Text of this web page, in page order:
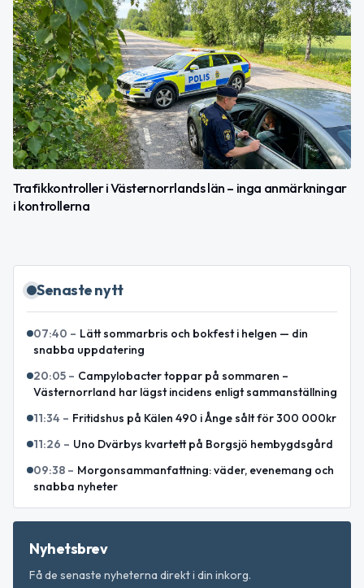
Trafikkontroller i Västernorrlands län – inga anmärkningar
i kontrollerna
Senaste nytt
07:40 – Lätt sommarbris och bokfest i helgen — din
snabba uppdatering
20:05 – Campylobacter toppar på sommaren –
Västernorrland har lägst incidens enligt sammanställning
11:34 – Fritidshus på Kälen 490 i Ånge sålt för 300 000kr
11:26 – Uno Dvärbys kvartett på Borgsjö hembygdsgård
09:38 – Morgonsammanfattning: väder, evenemang och
snabba nyheter
Nyhetsbrev
Få de senaste nyheterna direkt i din inkorg.